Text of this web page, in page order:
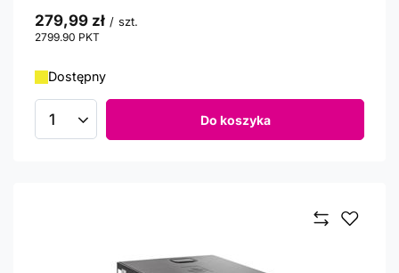
279,99 zł / szt.
2799.90 PKT
Dostępny
Ilość produktów Do koszyka